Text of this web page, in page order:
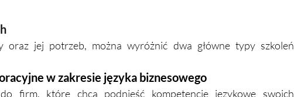
jej potrzeb, można wyróżnić dwa główne typy szkoleń
w zakresie języka biznesowego
firm, które chcą podnieść kompetencje językowe swoich